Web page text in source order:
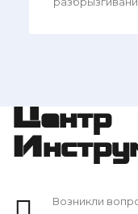
Центр
Возникли